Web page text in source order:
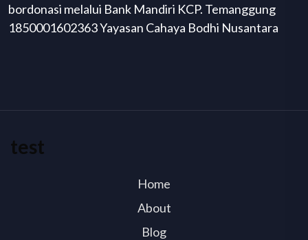
bordonasi melalui Bank Mandiri KCP. Temanggung
1850001602363 Yayasan Cahaya Bodhi Nusantara
test
Home
About
Blog